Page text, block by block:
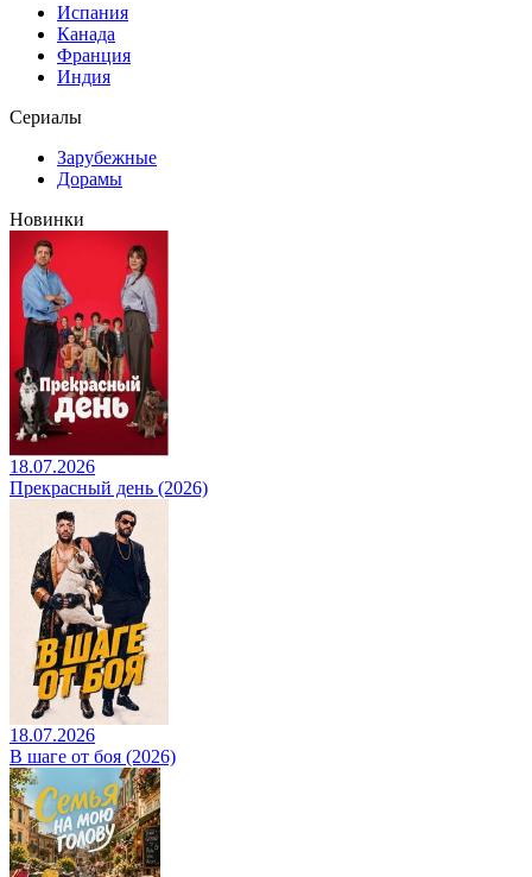
Испания
Канада
Франция
Индия
Сериалы
Зарубежные
Дорамы
Новинки
18.07.2026
Прекрасный день (2026)
18.07.2026
В шаге от боя (2026)